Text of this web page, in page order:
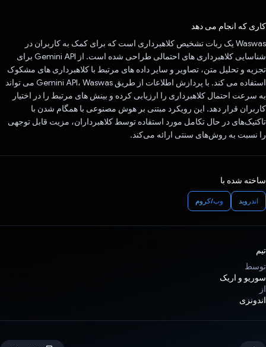
کاری که انجام می دهد
Waswas یک ربات تشخیص کلاهبرداری است که برای کمک به کاربران در
شناسایی کلاهبرداری های احتمالی طراحی شده است. از Gemini API برای
تجزیه و تحلیل متن، تصاویر و سایر داده های مرتبط با کلاهبرداری های مشکوک
استفاده می کند. با پردازش اطلاعات از طریق Gemini API، Waswas می تواند
به سرعت احتمال کلاهبرداری را ارزیابی کرده و بینش های مرتبط را در اختیار
کاربران قرار دهد. این رویکرد مبتنی بر هوش مصنوعی با همگام شدن با
تاکتیک‌های در حال تکامل مورد استفاده توسط کلاهبرداران، مزیت قابل توجهی
را نسبت به روش‌های سنتی ارائه می‌کند.
ساخته شده با
اندروید وب/کروم
تیم
توسط
سوریو و اریک
از
اندونزی